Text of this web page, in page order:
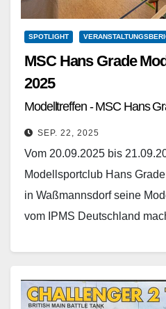
SPOTLIGHT
MSC Hans Grade
2025
Modelltreffen - MSC Hans
SEP. 22, 2025
Vom 20.09.2025 bis
Modellsportclub Hans
in Waßmannsdorf seine
vom IPMS Deutschland
Weiterlesen